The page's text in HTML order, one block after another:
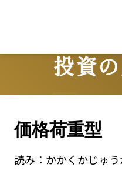
投資
価格荷重型
読み： かかくかじゅ